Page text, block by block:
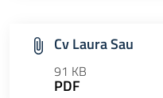
Cv Laura Sau
91 KB
PDF